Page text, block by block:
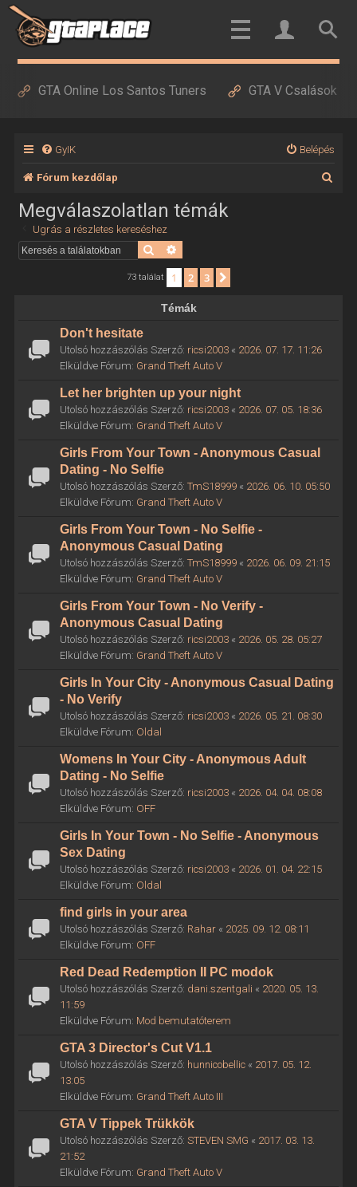
GTA Online Los Santos Tuners GTA V Csalások
GyIK Belépés
Fórum kezdőlap
Megválaszolatlan témák
Ugrás a részletes kereséshez
Keresés
73 találat 1 2 3
Témák
Don't hesitate
Utolsó hozzászólás Szerző: ricsi2003« 2026. 07. 17. 11:26
Elküldve Fórum: Grand Theft Auto V
Let her brighten up your night
Utolsó hozzászólás Szerző: ricsi2003« 2026. 07. 05. 18:36
Elküldve Fórum: Grand Theft Auto V
Girls From Your Town - Anonymous Casual
Dating - No Selfie
Utolsó hozzászólás Szerző: TmS18999« 2026. 06. 10. 05:50
Elküldve Fórum: Grand Theft Auto V
Girls From Your Town - No Selfie -
Anonymous Casual Dating
Utolsó hozzászólás Szerző: TmS18999« 2026. 06. 09. 21:15
Elküldve Fórum: Grand Theft Auto V
Girls From Your Town - No Verify -
Anonymous Casual Dating
Utolsó hozzászólás Szerző: ricsi2003« 2026. 05. 28. 05:27
Elküldve Fórum: Grand Theft Auto V
Girls In Your City - Anonymous Casual Dating
- No Verify
Utolsó hozzászólás Szerző: ricsi2003« 2026. 05. 21. 08:30
Elküldve Fórum: Oldal
Womens In Your City - Anonymous Adult
Dating - No Selfie
Utolsó hozzászólás Szerző: ricsi2003« 2026. 04. 04. 08:08
Elküldve Fórum: OFF
Girls In Your Town - No Selfie - Anonymous
Sex Dating
Utolsó hozzászólás Szerző: ricsi2003« 2026. 01. 04. 22:15
Elküldve Fórum: Oldal
find girls in your area
Utolsó hozzászólás Szerző: Rahar« 2025. 09. 12. 08:11
Elküldve Fórum: OFF
Red Dead Redemption II PC modok
Utolsó hozzászólás Szerző: dani.szentgali « 2020. 05. 13.
11:59
Elküldve Fórum: Mod bemutatóterem
GTA 3 Director's Cut V1.1
Utolsó hozzászólás Szerző: hunnicobellic« 2017. 05. 12.
13:05
Elküldve Fórum: Grand Theft Auto III
GTA V Tippek Trükkök
Utolsó hozzászólás Szerző: STEVEN SMG « 2017. 03. 13.
21:52
Elküldve Fórum: Grand Theft Auto V